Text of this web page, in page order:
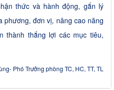
thức và hành động, gắn lý
phương, đơn vị, nâng cao năng
thành thắng lợi các mục tiêu,
Phó Trưởng phòng TC, HC, TT, TL